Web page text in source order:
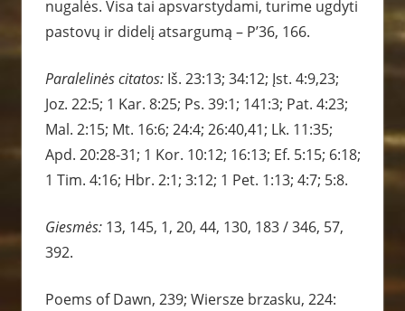
nugalės. Visa tai apsvarstydami, turime ugdyti
pastovų ir didelį atsargumą – P’36, 166.
Paralelinės citatos: Iš. 23:13; 34:12; Įst. 4:9,23;
Joz. 22:5; 1 Kar. 8:25; Ps. 39:1; 141:3; Pat. 4:23;
Mal. 2:15; Mt. 16:6; 24:4; 26:40,41; Lk. 11:35;
Apd. 20:28-31; 1 Kor. 10:12; 16:13; Ef. 5:15; 6:18;
1 Tim. 4:16; Hbr. 2:1; 3:12; 1 Pet. 1:13; 4:7; 5:8.
Giesmės: 13, 145, 1, 20, 44, 130, 183 / 346, 57,
392.
Poems of Dawn, 239; Wiersze brzasku, 224: